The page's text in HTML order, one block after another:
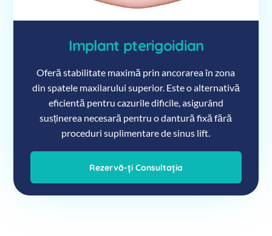
Implant pterigoidian
Oferă stabilitate maximă prin ancorarea în zona
din spatele maxilarului superior. Este o alternativă
eficientă pentru cazurile dificile, asigurând
susținerea necesară pentru o dantură fixă fără
proceduri suplimentare de sinus lift.
Rezervă-ți Consultația